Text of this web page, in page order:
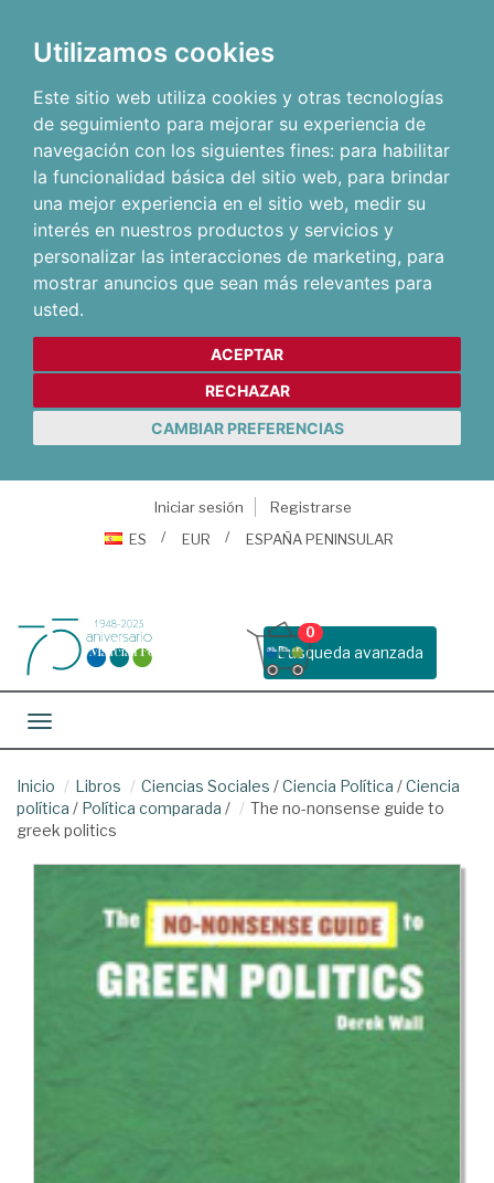
Utilizamos cookies
Este sitio web utiliza cookies y otras tecnologías
de seguimiento para mejorar su experiencia de
navegación con los siguientes fines: para habilitar
la funcionalidad básica del sitio web, para brindar
una mejor experiencia en el sitio web, medir su
interés en nuestros productos y servicios y
personalizar las interacciones de marketing, para
mostrar anuncios que sean más relevantes para
usted.
ACEPTAR
RECHAZAR
CAMBIAR PREFERENCIAS
Iniciar sesión
Registrarse
ES
EUR ESPAÑA PENINSULAR
Busqueda avanzada
0
Toggle navigation
Inicio Libros Ciencias Sociales /Ciencia Política /Ciencia
política / Política comparada /
The no-nonsense guide to
greek politics